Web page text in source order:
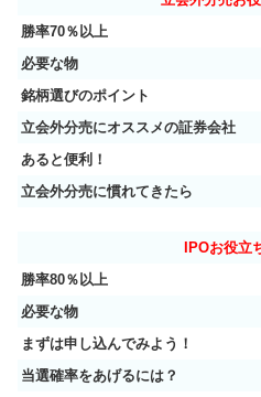
勝率70％以上
必要な物
銘柄選びのポイント
立会外分売にオススメの証券会社
あると便利！
立会外分売に慣れてきたら
IPOお役立
勝率80％以上
必要な物
まずは申し込んでみよう！
当選確率をあげるには？